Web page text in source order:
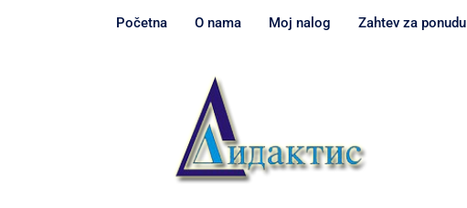
Početna O nama Moj nalog Zahtev za ponudu